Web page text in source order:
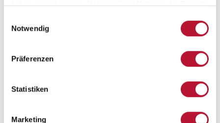
haben oder die sie im Rahmen Ihrer Nutzung der Dienste
Notwendig
Präferenzen
Statistiken
Marketing